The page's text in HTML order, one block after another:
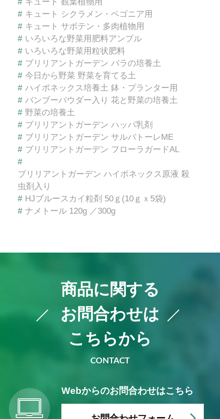
# キュート 観葉植物用
# キュート シクラメン・ベゴニア用
# キュート サボテン・多肉植物用
# いろいろな野菜用肥料アンプル
# いろいろな野菜用粒状肥料
# ブリリアントガーデン バラの培養土
# 今日から野菜 野菜を育てる土
# ハイポネックス培養土 鉢・プランター用
# バンブーパウダー入り 花と野菜の培養土
# 野菜の培養土
# ブリリアントガーデン ハッパ乳剤
# ブリリアントガーデン サルバトーレME
# ブリリアントガーデン フローラガードAL
#
ブリリアントガーデン ハイポネックス原液 殺
虫剤入り
# HJブルースカイ粒剤 50ｇ(10ｇｘ5袋)
# ナメトール 120g ／300g
商品に関する
お問合わせは
こちらから
CONTACT
Webからのお問合わせはこちら